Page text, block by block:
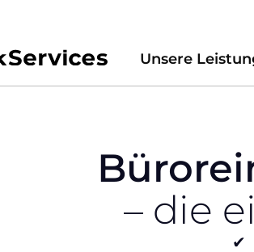
Unsere
– die
✔︎